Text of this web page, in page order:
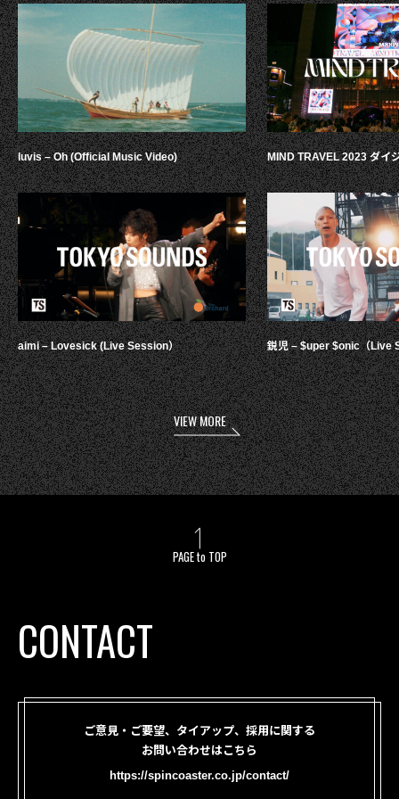
luvis – Oh (Official Music Video)
aimi – Lovesick (Live Session）
MIND TRAVEL 2023 ダイ
鋭児 – $uper $onic（Live
VIEW MORE
PAGE to TOP
CONTACT
ご意見・ご要望、タイアップ、採用に関する
お問い合わせはこちら
https://spincoaster.co.jp/contact/